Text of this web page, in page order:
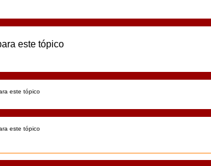
este tópico
este tópico
este tópico